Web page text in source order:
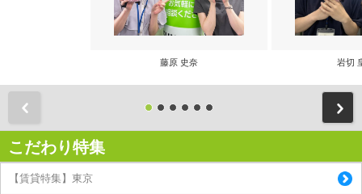
藤原 史奈 岩切
こだわり特集
【賃貸特集】東京